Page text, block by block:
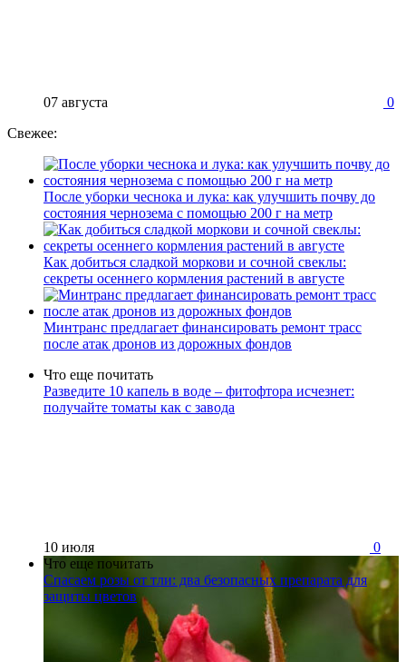
07 августа
0
Свежее:
После уборки чеснока и лука: как улучшить почву до
состояния чернозема с помощью 200 г на метр
Как добиться сладкой моркови и сочной свеклы:
секреты осеннего кормления растений в августе
Минтранс предлагает финансировать ремонт трасс
после атак дронов из дорожных фондов
Что еще почитать
Разведите 10 капель в воде – фитофтора исчезнет:
получайте томаты как с завода
10 июля
0
Что еще почитать
Спасаем розы от тли: два безопасных препарата для
защиты цветов